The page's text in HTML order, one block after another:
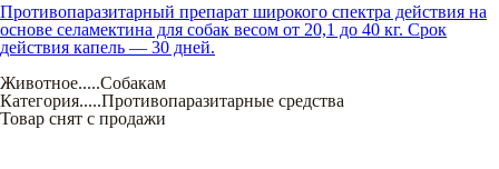
Противопаразитарный препарат широкого спектра действия на
основе селамектина для собак весом от 20,1 до 40 кг. Срок
действия капель — 30 дней.
Животное.....Собакам
Категория.....Противопаразитарные средства
Товар снят с продажи